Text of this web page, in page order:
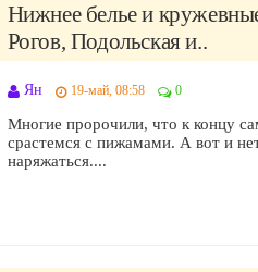
Нижнее белье и
Рогов, Подольская и..
Ян 19-май, 08:58 0
Многие пророчили, что к концу
срастемся с пижамами. А вот и
наряжаться....